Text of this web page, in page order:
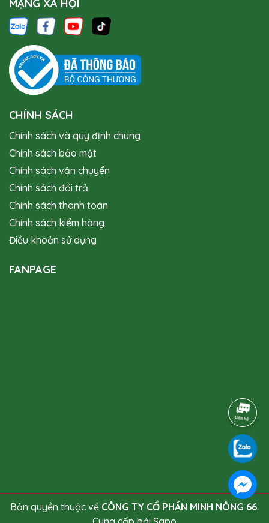
MẠNG XÃ HỘI
CHÍNH SÁCH
Chính sách và quy định chung
Chính sách bảo mật
Chính sách vận chuyển
Chính sách đổi trả
Chính sách thanh toán
Chính sách kiểm hàng
Điều khoản sử dụng
FANPAGE
Bản quyền thuộc về CÔNG TY CỔ PHẦN MINH NÔNG 66.